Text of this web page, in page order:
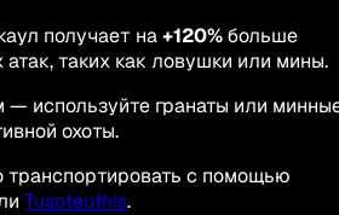
получает на+120%больше
таких как ловушки или мины.
используйте гранаты или
охоты.
транспортировать с помощью
Tusoteuthis.